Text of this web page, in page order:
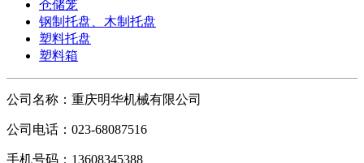
仓储笼
钢制托盘、木制托盘
塑料托盘
塑料箱
公司名称： 重庆明华机械有限公司
公司电话： 023-68087516
手机号码： 13608345388